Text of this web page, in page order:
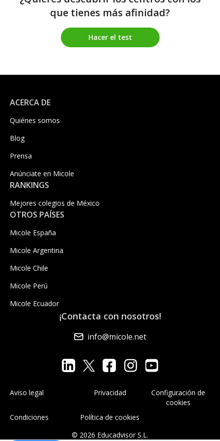
que tienes más afinidad?
Hacer el test
ACERCA DE
Quiénes somos
Blog
Prensa
Anúnciate en Micole
RANKINGS
Mejores colegios de México
OTROS PAÍSES
Micole España
Micole Argentina
Micole Chile
Micole Perú
Micole Ecuador
¡Contacta con nosotros!
info@micole.net
Aviso legal Privacidad
Configuración de
cookies
Condiciones
Política de cookies
© 2026 Educadvisor S.L.